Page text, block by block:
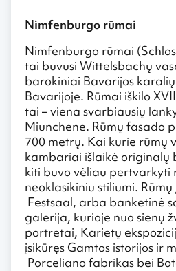
Nimfenburgo rūmai
Nimfenburgo rūmai
tai buvusi Wittelsbachų
barokiniai Bavarijos
Bavarijoje. Rūmai iškilo
tai – viena svarbiausių
Miunchene. Rūmų fasado
700 metrų. Kai kurie rūmų
kambariai išlaikė originalų
kiti buvo vėliau pertvarkyti
neoklasikiniu stiliumi.
Festsaal, arba banketinė
galerija, kurioje nuo sienų
portretai, Karietų
įsikūręs Gamtos istorijos ir
Porceliano fabrikas bei